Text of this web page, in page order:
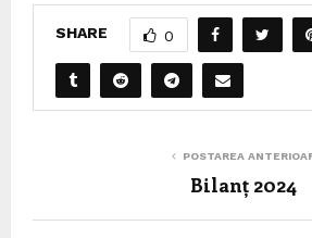
SHARE 0
POSTAREA
Bilanț 2024